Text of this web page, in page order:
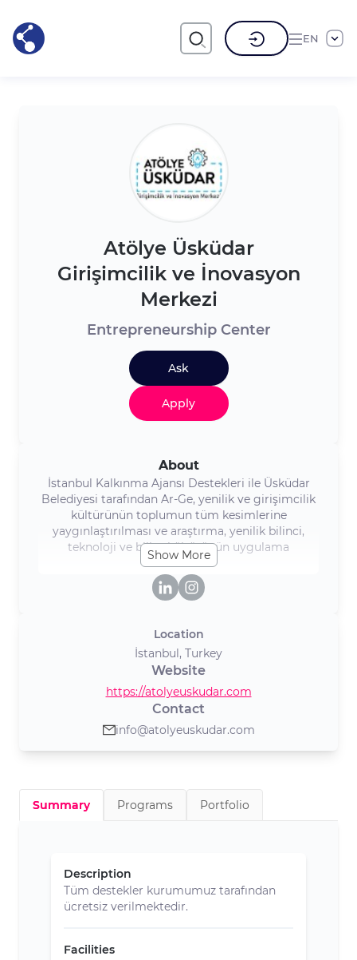
EN
Location
İstanbul, Turkey
Website
https://atolyeuskudar.com
Contact
info@atolyeuskudar.com
Atölye Üsküdar
Girişimcilik ve İnovasyon
Merkezi
Entrepreneurship Center
Ask
Apply
About
İstanbul Kalkınma Ajansı Destekleri ile Üsküdar
Belediyesi tarafından Ar-Ge, yenilik ve girişimcilik
kültürünün toplumun tüm kesimlerine
yaygınlaştırılması ve araştırma, yenilik bilinci,
teknoloji ve bilim kültürünün uygulama
düzeyinde gerçekleştirilmesi amacıyla bir
ekosistem olarak hayata geçirilen ATÖLYE
ÜSKÜDAR, Sürdürülebilir Kalkınma Amaçları
Girişimciler için ofisler, eğitimler için interaktif
sınıflar, yeni nesil teknolojilere yönelik Ar-Ge
projelerinin hayat bulduğu bir AR-GE laboratuvarı
olmak üzere üç temel alandan oluşmaktadır.
Show More
Summary Programs Portfolio
Description
Tüm destekler kurumumuz tarafından
ücretsiz verilmektedir.
Facilities